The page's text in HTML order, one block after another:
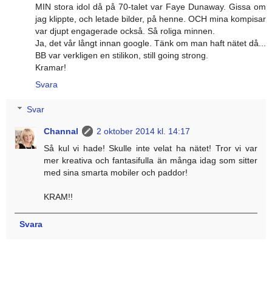
MIN stora idol då på 70-talet var Faye Dunaway. Gissa om
jag klippte, och letade bilder, på henne. OCH mina kompisar
var djupt engagerade också. Så roliga minnen.
Ja, det vår långt innan google. Tänk om man haft nätet då...
BB var verkligen en stilikon, still going strong.
Kramar!
Svara
Svar
Channal
2 oktober 2014 kl. 14:17
Så kul vi hade! Skulle inte velat ha nätet! Tror vi var
mer kreativa och fantasifulla än många idag som sitter
med sina smarta mobiler och paddor!
KRAM!!
Svara